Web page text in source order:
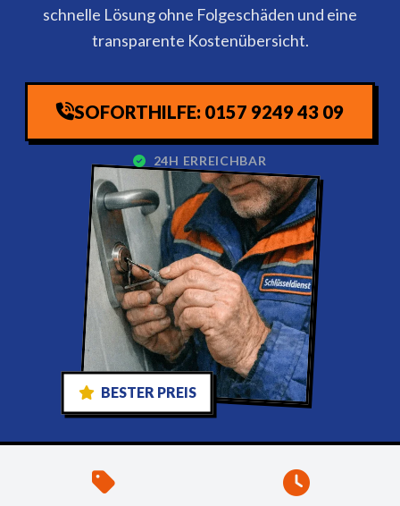
schnelle Lösung ohne Folgeschäden und eine
transparente Kostenübersicht.
SOFORTHILFE: 0157 9249 43 09
24H ERREICHBAR
BESTER PREIS